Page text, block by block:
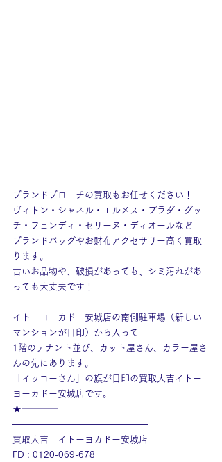
ブランドブローチの買取もお任せください！
ヴィトン・シャネル・エルメス・プラダ・グッ
チ・フェンディ・セリーヌ・ディオールなど
ブランドバッグやお財布アクセサリー高く買取
ります。
古いお品物や、破損があっても、シミ汚れがあ
っても大丈夫です！
イトーヨーカドー安城店の南側駐車場（新しい
マンションが目印）から入って
1階のテナント並び、カット屋さん、カラー屋さ
んの先にあります。
「イッコーさん」の旗が目印の買取大吉イトー
ヨーカドー安城店です。
★━━━━－－－－
———————————————
買取大吉　イトーヨカドー安城店
FD : 0120-069-678